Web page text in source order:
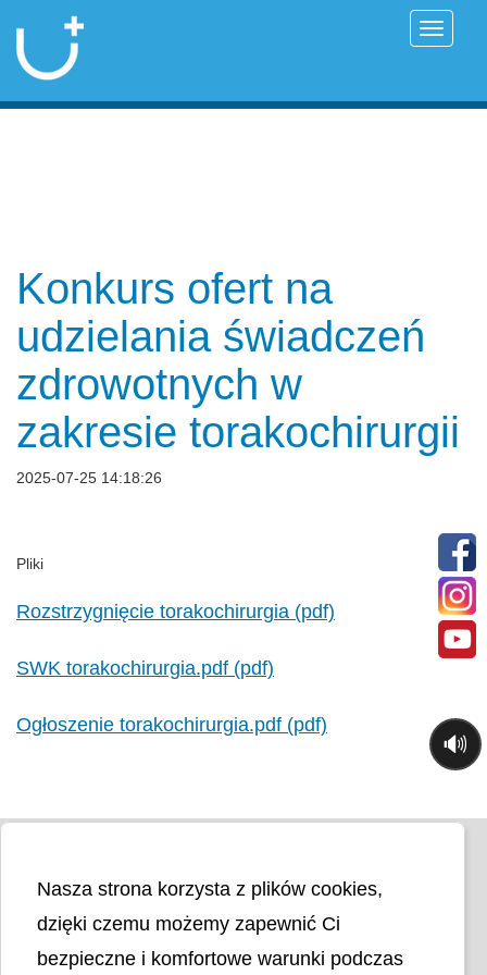
Konkurs ofert na
udzielania świadczeń
zdrowotnych w
zakresie torakochirurgii
2025-07-25 14:18:26
Pliki
Rozstrzygnięcie torakochirurgia (pdf)
SWK torakochirurgia.pdf (pdf)
Ogłoszenie torakochirurgia.pdf (pdf)
Nasza strona korzysta z plików cookies,
dzięki czemu możemy zapewnić Ci
bezpieczne i komfortowe warunki podczas
🔊